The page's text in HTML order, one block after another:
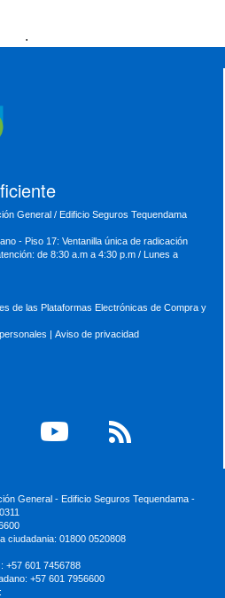
.
General / Edificio Seguros Tequendama
- Piso 17: Ventanilla única de radicación
de 8:30 a.m a 4:30 p.m / Lunes a
de las Plataformas Electrónicas de Compra y
| Aviso de privacidad
General - Edificio Seguros Tequendama -
ciudadania: 01800 0520808
+57 601 7456788
+57 601 7956600